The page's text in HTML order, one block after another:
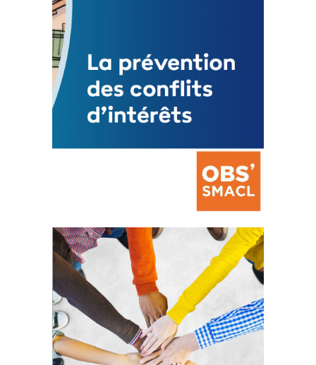
FEUILLETER
La prévention des conflits
d’intérêts
18 septembre 2023
FEUILLETER